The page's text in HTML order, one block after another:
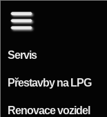
Servis
Přestavby na LPG
Renovace vozidel